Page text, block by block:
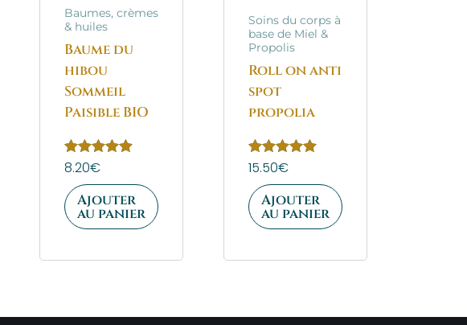
Baumes, crèmes
& huiles
Baume du
hibou
Sommeil
Paisible BIO
Note
sur 5
8.20€
Ajouter
au panier
Soins du corps à
base de Miel &
Propolis
Roll on anti
spot
propolia
Note
sur 5
15.50€
Ajouter
au panier